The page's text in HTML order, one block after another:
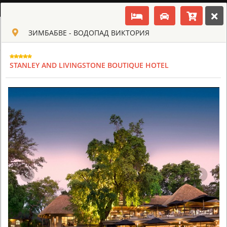
Toggle navigation
КЛУБ КУЛЬТ АФРИКИ
TOUR HOTEL ACTIV MAP CART
ЗИМБАБВЕ
OLD DRIFT LODGE
ЗИМБАБВЕ - ВОДОПАД ВИКТОРИЯ
STANLEY AND LIVINGSTONE BOUTIQUE HOTEL